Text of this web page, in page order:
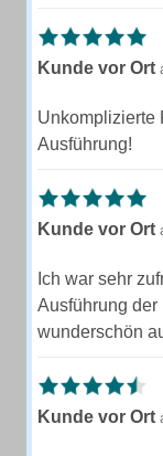
Kunde vor Ort
Unkomplizierte
Ausführung!
Kunde vor Ort
Ich war sehr
Ausführung der
wunderschön
Kunde vor Ort